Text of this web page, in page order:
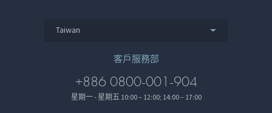
Taiwan
客戶服務部
+886 0800-001-904
星期一 - 星期五 10:00 – 12:00; 14:00 – 17:00